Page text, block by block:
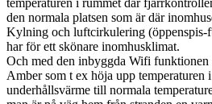
den normala platsen som är där
Kylning och luftcirkulering (öppenspis-
har för ett skönare inomhusklimat.
Och med den inbyggda Wifi funktionen
Amber som t ex höja upp temperaturen
underhållsvärme till normala